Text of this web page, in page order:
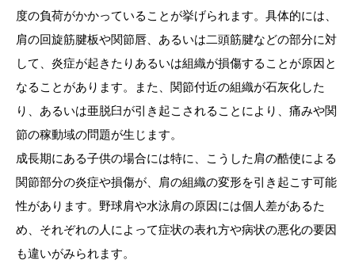
度の負荷がかかっていることが挙げられます。具体的には、
肩の回旋筋腱板や関節唇、あるいは二頭筋腱などの部分に対
して、炎症が起きたりあるいは組織が損傷することが原因と
なることがあります。また、関節付近の組織が石灰化した
り、あるいは亜脱臼が引き起こされることにより、痛みや関
節の稼動域の問題が生じます。
成長期にある子供の場合には特に、こうした肩の酷使による
関節部分の炎症や損傷が、肩の組織の変形を引き起こす可能
性があります。野球肩や水泳肩の原因には個人差があるた
め、それぞれの人によって症状の表れ方や病状の悪化の要因
も違いがみられます。